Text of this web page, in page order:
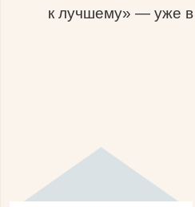
к лучшему» — уже